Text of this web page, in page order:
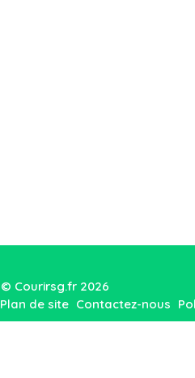
© Courirsg.fr 2026
Plan de site Contactez-nous